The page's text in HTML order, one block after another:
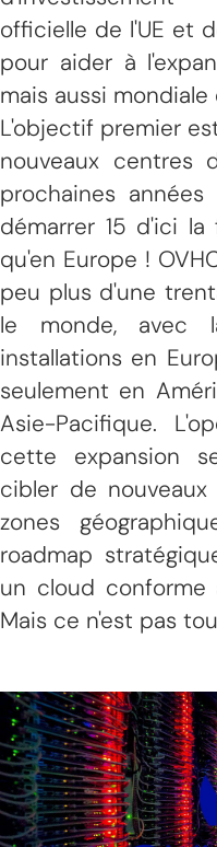
officielle de l'UE et
pour aider à
mais aussi mondiale
L'objectif premier
nouveaux centres
prochaines
démarrer 15 d'ici
qu'en Europe !
peu plus d'une
le monde, avec
installations en
seulement en
Asie-Pacifique.
cette expansion
cibler de
zones
roadmap
un cloud conforme
Mais ce n'est pas